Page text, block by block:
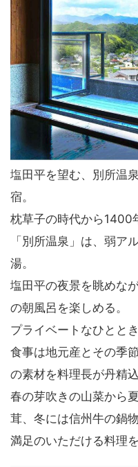
塩田平を望む、別所温
宿。
枕草子の時代から1400
「別所温泉」は、弱ア
湯。
塩田平の夜景を眺めな
の朝風呂を楽しめる。
プライベートなひとと
食事は地元産とその季
の素材を料理長が丹精
春の芽吹きの山菜から
茸、冬には信州牛の鍋
満足のいただける料理を